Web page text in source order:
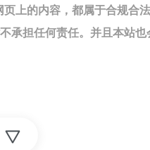
上的内容，都属于合规合
承担任何责任。并且本站